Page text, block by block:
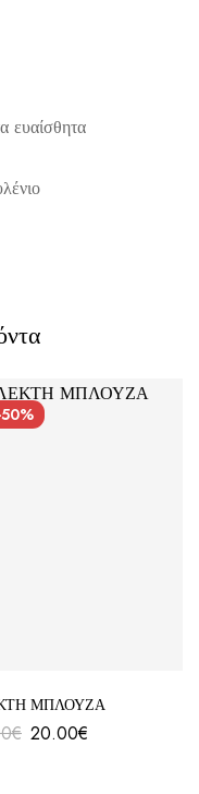
ευαίσθητα
ΜΠΛΟΥΖΑ
€ 20.00€